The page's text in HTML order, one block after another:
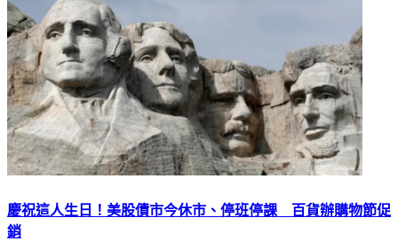
慶祝這人生日！美股債市今休市、停班停課 百貨辦購物節促
銷